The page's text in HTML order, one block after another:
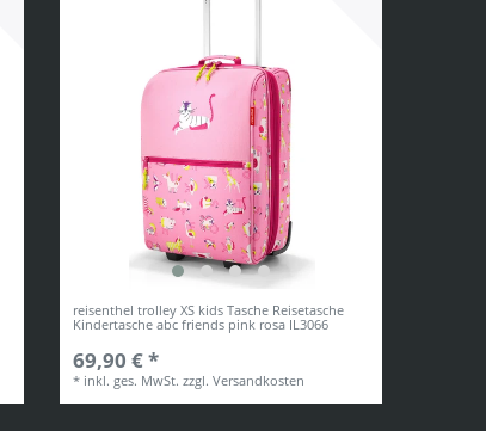
reisenthel trolley XS kids Tasche Reisetasche
Kindertasche abc friends pink rosa IL3066
69,90 € *
* inkl. ges. MwSt. zzgl.Versandkosten